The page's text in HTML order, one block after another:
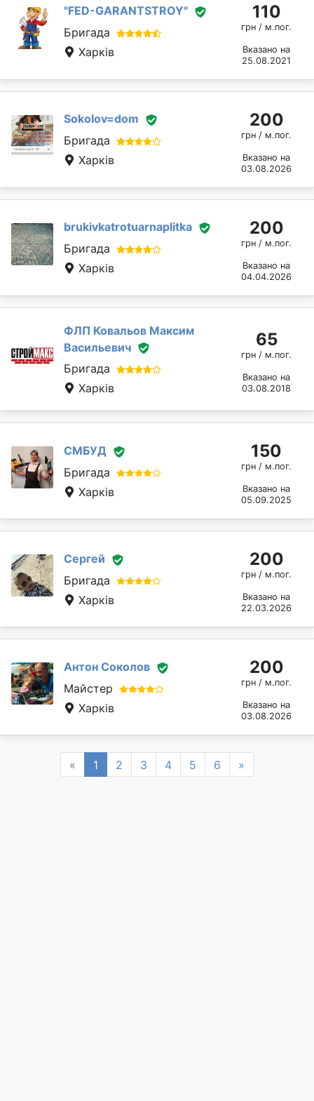
"FED-GARANTSTROY"
Бригада
Харків
110
грн / м.пог.
Вказано на
25.08.2021
Sokolov=dom
Бригада
Харків
200
грн / м.пог.
Вказано на
03.08.2026
brukivkatrotuarnaplitka
Бригада
Харків
200
грн / м.пог.
Вказано на
04.04.2026
ФЛП Ковальов Максим
Васильевич
Бригада
Харків
65
грн / м.пог.
Вказано на
03.08.2018
СМБУД
Бригада
Харків
150
грн / м.пог.
Вказано на
05.09.2025
Сергей
Бригада
Харків
200
грн / м.пог.
Вказано на
22.03.2026
Антон Соколов
Майстер
Харків
200
грн / м.пог.
Вказано на
03.08.2026
« Previous
1 2 3 4 5 6 »